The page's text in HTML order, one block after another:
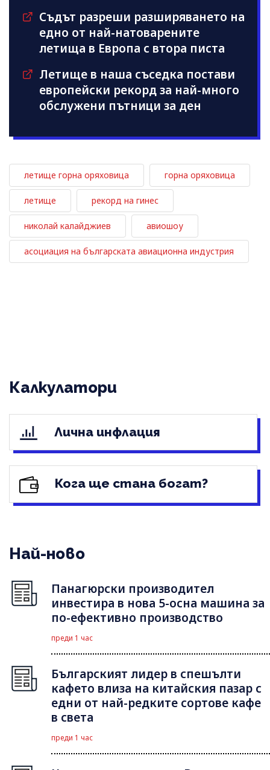
Съдът разреши разширяването на
едно от най-натоварените
летища в Европа с втора писта
Летище в наша съседка постави
европейски рекорд за най-много
обслужени пътници за ден
летище горна оряховица горна оряховица
летище рекорд на гинес
николай калайджиев авиошоу
асоциация на българската авиационна индустрия
Калкулатори
Лична инфлация
Кога ще стана богат?
Най-ново
Панагюрски производител
инвестира в нова 5-осна машина за
по-ефективно производство
преди 1 час
Българският лидер в спешълти
кафето влиза на китайския пазар с
едни от най-редките сортове кафе
в света
преди 1 час